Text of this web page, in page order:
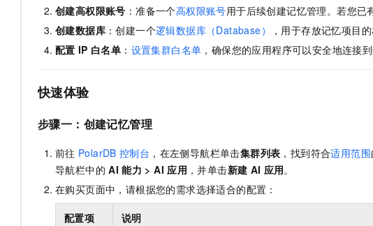
创建高权限账号 ：准备一个高权限账号用于后续创建记忆管理。若您已
创建数据库 ：创建一个逻辑数据库（Database）
，用于存放记忆项目的
配置 IP 白名单 ： 设置集群白名单 ，确保您的应用程序可以安全地连接到
快速体验
步骤一：创建记忆管理
前往 PolarDB 控制台 ，在左侧导航栏单击集群列表 ，找到符合适用范围
导航栏中的 AI 能力 >AI 应用 ，并单击新建 AI 应用。
在购买页面中，请根据您的需求选择适合的配置：
配置项 说明